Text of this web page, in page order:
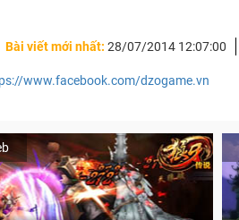
Bài viết mới nhất:28/07/2014 12:07:00
www.facebook.com/dzogame.vn